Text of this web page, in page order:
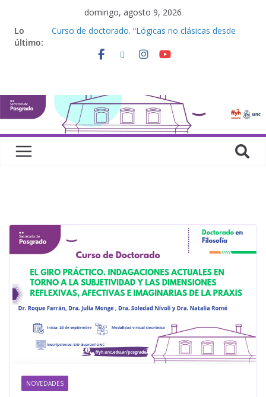
domingo, agosto 9, 2026
Lo
último:
Defensas de Tesis y Trabajos Finales | Agosto
2026
una perspectiva algebraica”
Curso de posgrado. Inglés. “Nivel 1”
Curso de doctorado “Mirar, juzgar, sentir”
NOVEDADES